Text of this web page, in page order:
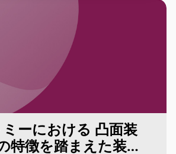
ーにおける 凸面装
特徴を踏まえた装具